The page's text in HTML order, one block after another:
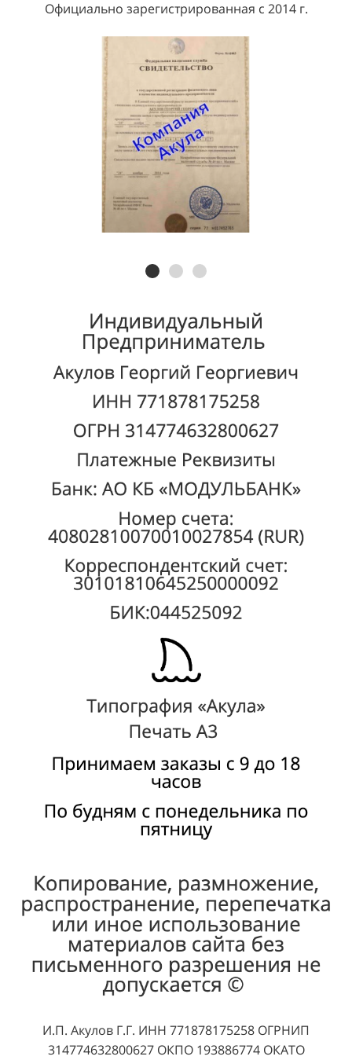
Официально зарегистрированная с 2014 г.
И.П. Акулов Г.Г. ИНН 771878175258 ОГРНИП
314774632800627 ОКПО 193886774 ОКАТО